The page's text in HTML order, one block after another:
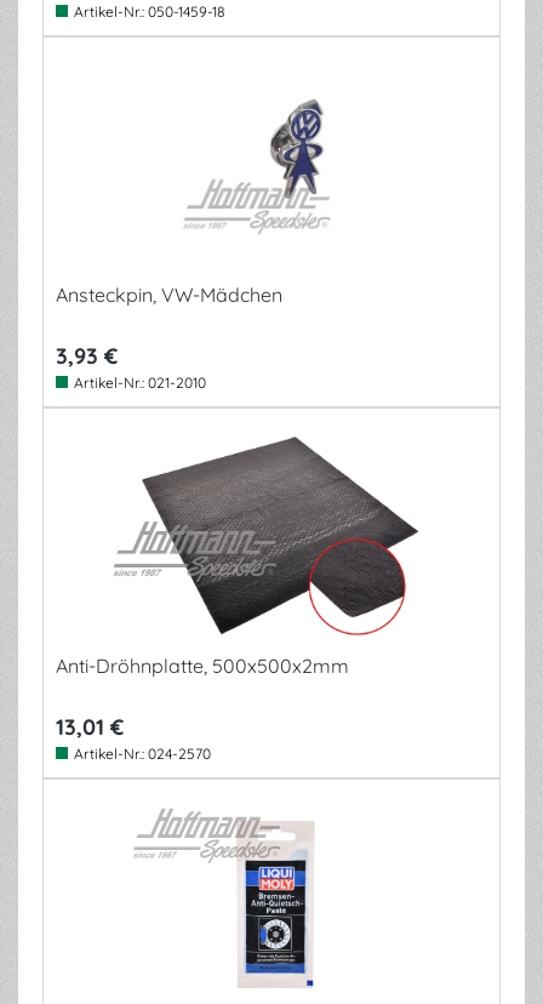
Artikel-Nr.: 050-1459-18
Ansteckpin, VW-Mädchen
3,93 €
Artikel-Nr.: 021-2010
Anti-Dröhnplatte, 500x500x2mm
13,01 €
Artikel-Nr.: 024-2570